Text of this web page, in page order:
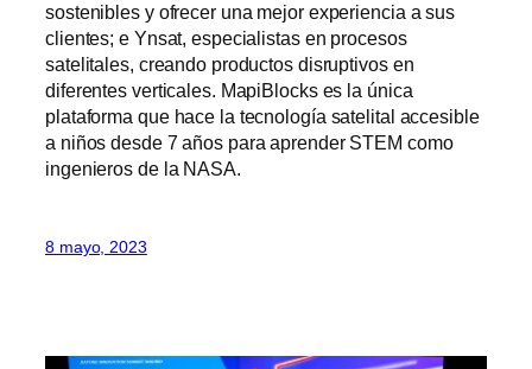
sostenibles y ofrecer una mejor experiencia a sus
clientes; e Ynsat, especialistas en procesos
satelitales, creando productos disruptivos en
diferentes verticales. MapiBlocks es la única
plataforma que hace la tecnología satelital accesible
a niños desde 7 años para aprender STEM como
ingenieros de la NASA.
8 mayo, 2023